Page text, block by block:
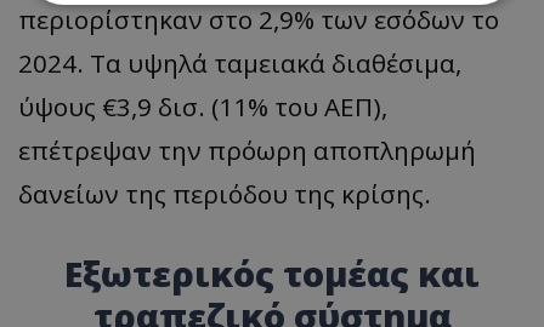
περιορίστηκαν στο 2,9% των εσόδων το
2024. Τα υψηλά ταμειακά διαθέσιμα,
ύψους €3,9 δισ. (11% του ΑΕΠ),
επέτρεψαν την πρόωρη αποπληρωμή
δανείων της περιόδου της κρίσης.
Εξωτερικός τομέας και
τραπεζικό σύστημα
Απολύτως απαραίτητα
Απόδοσης
Μη ταξινομημένα
Τα απολύτως απαραίτητα cookies επιτρέπουν
βασικές λειτουργίες του ιστότοπου, όπως τη
σύνδεση χρήστη και τη διαχείριση λογαριασμού.
Ονοματεπώνυμο
Προμηθευτής /Πεδίο
usprivacy
.lifenewscy.tothemaonline.com